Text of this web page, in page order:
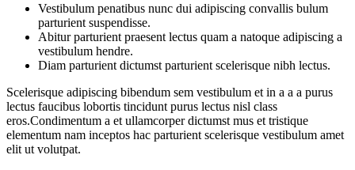
Vestibulum penatibus nunc dui adipiscing convallis bulum
parturient suspendisse.
Abitur parturient praesent lectus quam a natoque adipiscing a
vestibulum hendre.
Diam parturient dictumst parturient scelerisque nibh lectus.
Scelerisque adipiscing bibendum sem vestibulum et in a a a purus
lectus faucibus lobortis tincidunt purus lectus nisl class
eros.Condimentum a et ullamcorper dictumst mus et tristique
elementum nam inceptos hac parturient scelerisque vestibulum amet
elit ut volutpat.